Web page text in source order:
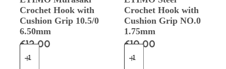
Crochet Hook with
Cushion Grip 10.5/0
6.50mm
€12.00
Crochet Hook with
Cushion Grip NO.0
1.75mm
€10.00